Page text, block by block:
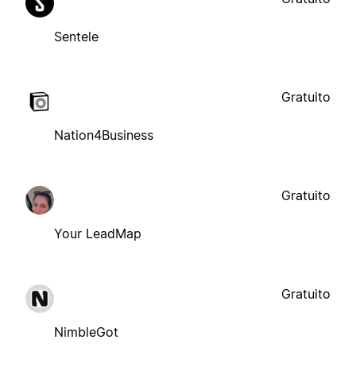
Sentele
Nation4Business
Gratuito
Your LeadMap
Gratuito
NimbleGot
Gratuito